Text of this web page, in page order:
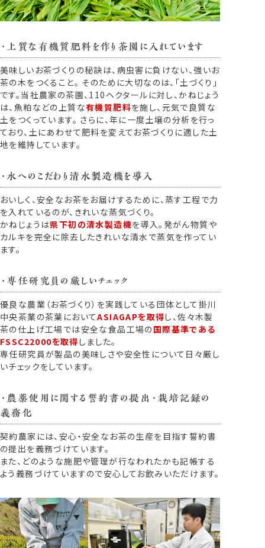
・上質な有機質肥料を作り茶園に入れています
美味しいお茶づくりの秘訣は、病虫害に負けない、強いお
茶の木をつくること。 そのために大切なのは、「土づくり」
です。当社農家の茶園、110ヘクタールに対し、かねじょう
は、魚粕などの上質な有機質肥料を施し、元気で良質な
土をつくっています。 さらに、年に一度土壌の分析を行っ
ており、土にあわせて肥料を変えてお茶づくりに適した土
地を維持しています。
・水へのこだわり清水製造機を導入
おいしく、安全なお茶をお届けするために、蒸す工程で力
を入れているのが、きれいな蒸気づくり。
かねじょうは県下初の清水製造機を導入。発がん物質や
カルキを完全に除去したきれいな清水で蒸気を作ってい
ます。
・専任研究員の厳しいチェック
優良な農業（お茶づくり）を実践している団体として掛川
中央茶業の茶葉においてASIAGAPを取得し、佐々木製
茶の仕上げ工場では安全な食品工場の 国際基準である
FSSC22000を取得 しました。
専任研究員が製品の美味しさや安全性について日々厳し
いチェックをしています。
・農薬使用に関する誓約書の提出・栽培記録の
義務化
契約農家には、安心・安全なお茶の生産を目指す誓約書
の提出を義務づけています。
また、どのような施肥や管理が行なわれたかも記帳する
よう義務づけていますので安心してお飲みいただけます。